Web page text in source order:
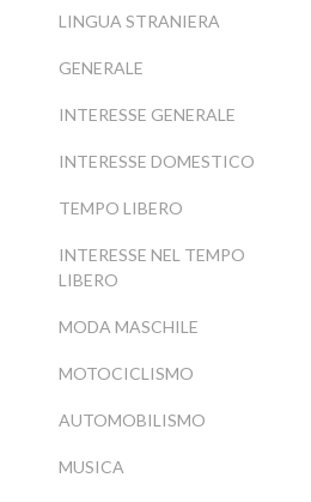
LINGUA STRANIERA
GENERALE
INTERESSE GENERALE
INTERESSE DOMESTICO
TEMPO LIBERO
INTERESSE NEL TEMPO
LIBERO
MODA MASCHILE
MOTOCICLISMO
AUTOMOBILISMO
MUSICA